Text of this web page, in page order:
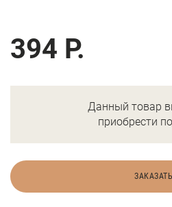
394 Р.
Данный товар
приобрести
ЗАКАЗАТЬ